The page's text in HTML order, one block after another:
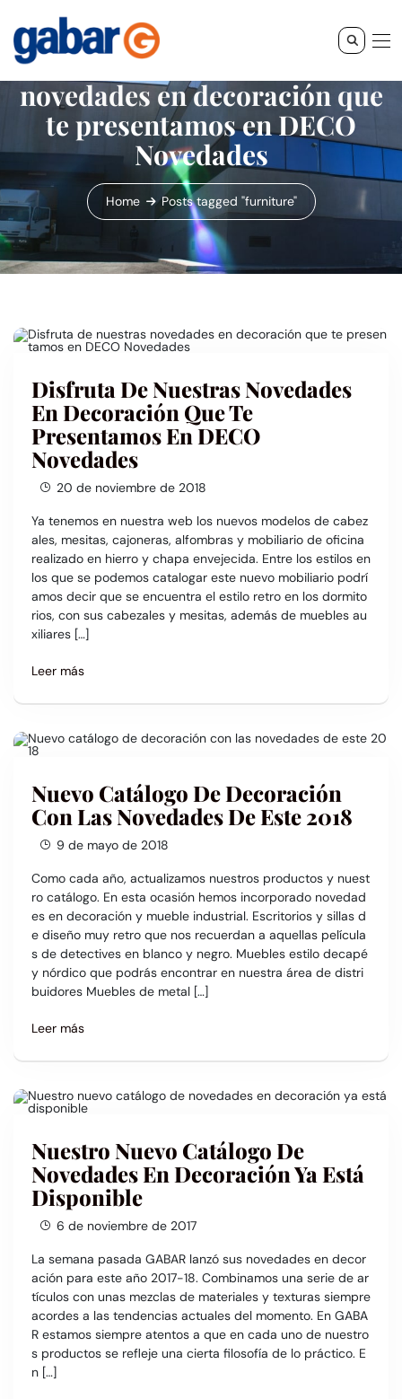
Disfruta de nuestras
novedades en decoración que
te presentamos en DECO
Novedades
Home Posts tagged "furniture"
Disfruta De Nuestras Novedades
En Decoración Que Te
Presentamos En DECO
Novedades
20 de noviembre de 2018
Ya tenemos en nuestra web los nuevos modelos de cabez
ales, mesitas, cajoneras, alfombras y mobiliario de oficina
realizado en hierro y chapa envejecida. Entre los estilos en
los que se podemos catalogar este nuevo mobiliario podrí
amos decir que se encuentra el estilo retro en los dormito
rios, con sus cabezales y mesitas, además de muebles au
xiliares […]
Leer más
Nuevo Catálogo De Decoración
Con Las Novedades De Este 2018
9 de mayo de 2018
Como cada año, actualizamos nuestros productos y nuest
ro catálogo. En esta ocasión hemos incorporado novedad
es en decoración y mueble industrial. Escritorios y sillas d
e diseño muy retro que nos recuerdan a aquellas película
s de detectives en blanco y negro. Muebles estilo decapé
y nórdico que podrás encontrar en nuestra área de distri
buidores Muebles de metal […]
Leer más
Nuestro Nuevo Catálogo De
Novedades En Decoración Ya Está
Disponible
6 de noviembre de 2017
La semana pasada GABAR lanzó sus novedades en decor
ación para este año 2017-18. Combinamos una serie de ar
tículos con unas mezclas de materiales y texturas siempre
acordes a las tendencias actuales del momento. En GABA
R estamos siempre atentos a que en cada uno de nuestro
s productos se refleje una cierta filosofía de lo práctico. E
n […]